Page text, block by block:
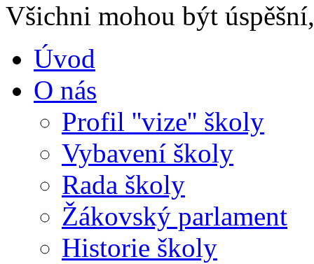
Všichni mohou být
Úvod
O nás
Profil ''vize'' školy
Vybavení školy
Rada školy
Žákovský parlament
Historie školy